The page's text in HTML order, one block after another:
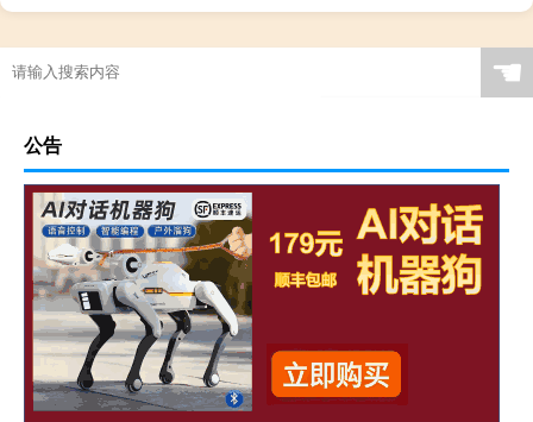
商业思维的重要性
☚
公告